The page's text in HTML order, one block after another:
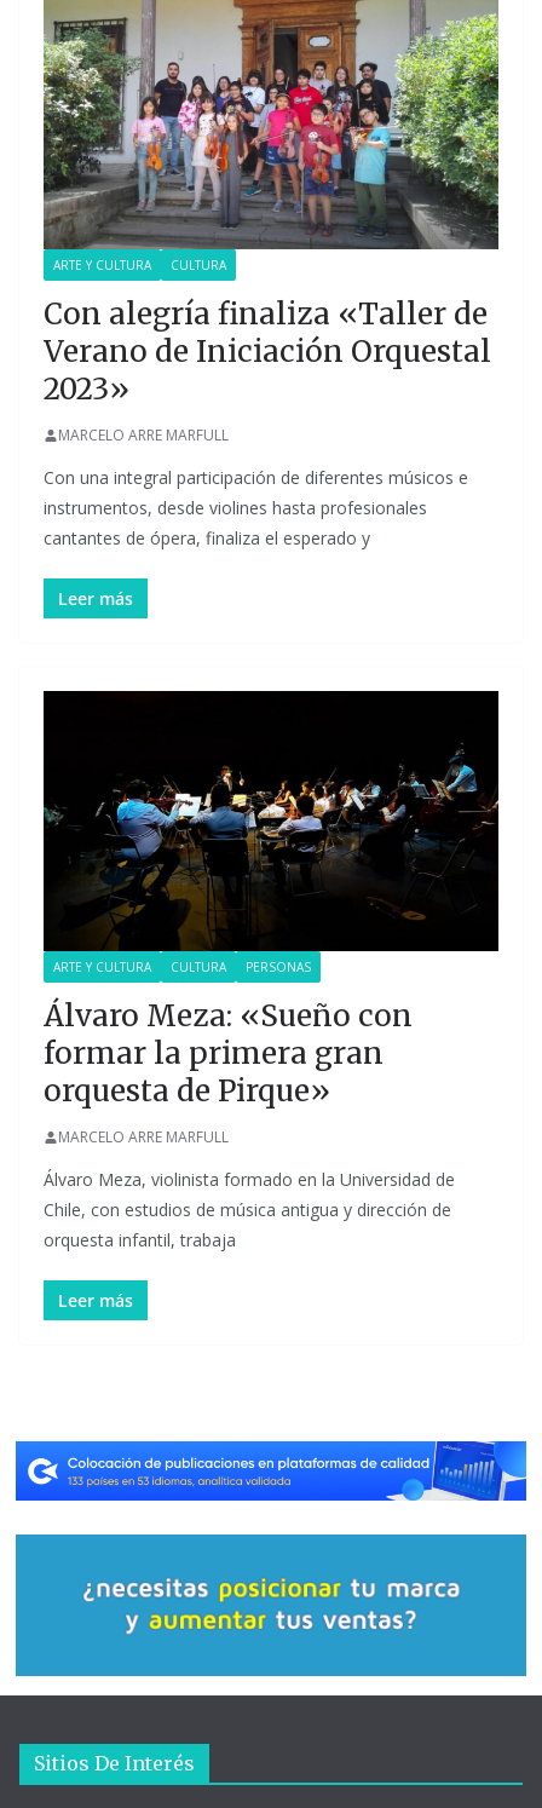
ARTE Y CULTURA CULTURA
Con alegría finaliza «Taller de
Verano de Iniciación Orquestal
2023»
MARCELO ARRE MARFULL
Con una integral participación de diferentes músicos e
instrumentos, desde violines hasta profesionales
cantantes de ópera, finaliza el esperado y
Leer más
ARTE Y CULTURA CULTURA PERSONAS
Álvaro Meza: «Sueño con
formar la primera gran
orquesta de Pirque»
MARCELO ARRE MARFULL
Álvaro Meza, violinista formado en la Universidad de
Chile, con estudios de música antigua y dirección de
orquesta infantil, trabaja
Leer más
Sitios De Interés